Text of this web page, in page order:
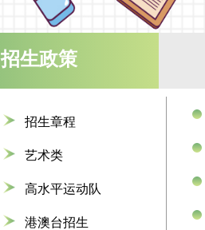
招生政策
招生章程
艺术类
高水平运动队
港澳台招生